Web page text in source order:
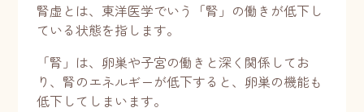
腎虚とは、東洋医学でいう「腎」の働きが低下し
ている状態を指します。
「腎」は、卵巣や子宮の働きと深く関係してお
り、腎のエネルギーが低下すると、卵巣の機能も
低下してしまいます。